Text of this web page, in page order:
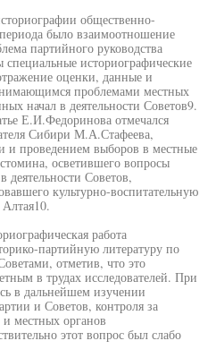
общественно-
было взаимоотношение
партийного руководства
историографические
оценки, данные и
проблемами местных
начал в деятельности Советов9.
Е.И.Федоринова отмечался
Сибири М.А.Стафеева,
и проведением выборов в местные
осветившего вопросы
деятельности Советов,
культурно-воспитательную
работа
партийную литературу по
отметив, что это
в трудах исследователей. При
в дальнейшем изучении
и Советов, контроля за
местных органов
этот вопрос был слабо